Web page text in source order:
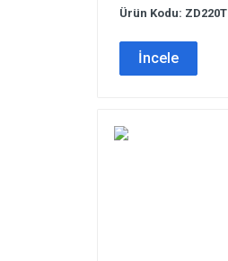
Ürün Kodu: ZD220T
İncele